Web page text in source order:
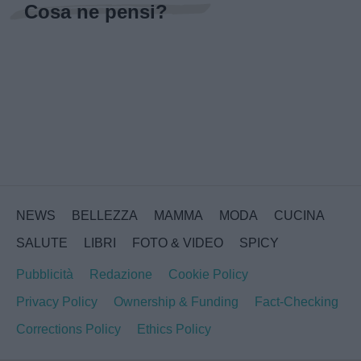
Cosa ne pensi?
NEWS BELLEZZA MAMMA MODA
CUCINA
SALUTE
LIBRI FOTO & VIDEO SPICY
Pubblicità Redazione
Cookie Policy
Privacy Policy
Ownership & Funding
Fact-Checking
Corrections Policy
Ethics Policy